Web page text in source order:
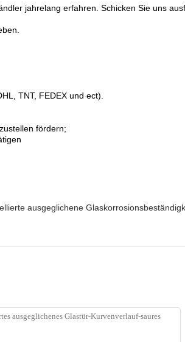
jahrelang erfahren. Schicken Sie uns
TNT, FEDEX und ect).
fördern;
ausgeglichene